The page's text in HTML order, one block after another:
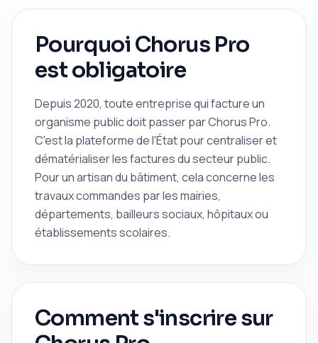
Pourquoi Chorus Pro
est obligatoire
Depuis 2020, toute entreprise qui facture un
organisme public doit passer par Chorus Pro.
C'est la plateforme de l'État pour centraliser et
dématérialiser les factures du secteur public.
Pour un artisan du bâtiment, cela concerne les
travaux commandes par les mairies,
départements, bailleurs sociaux, hôpitaux ou
établissements scolaires.
Comment s'inscrire sur